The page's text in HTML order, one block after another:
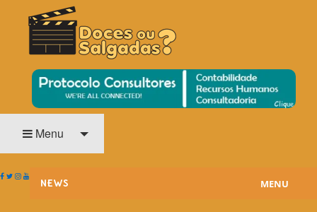
DOCES OU SALGADAS?
O Cinema? Uma Paixão!!
Menu
NEWS MENU